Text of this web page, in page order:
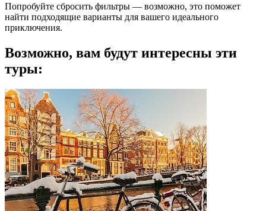
Попробуйте сбросить фильтры — возможно, это поможет
найти подходящие варианты для вашего идеального
приключения.
Возможно, вам будут интересны эти
туры: